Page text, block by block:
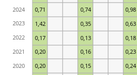
0,20 0,15 0,24
0,20 0,16 0,23
0,17 0,13 0,18
1,42 0,35 0,63
0,71 0,74 0,98
2020
2021
2022
2023
2024